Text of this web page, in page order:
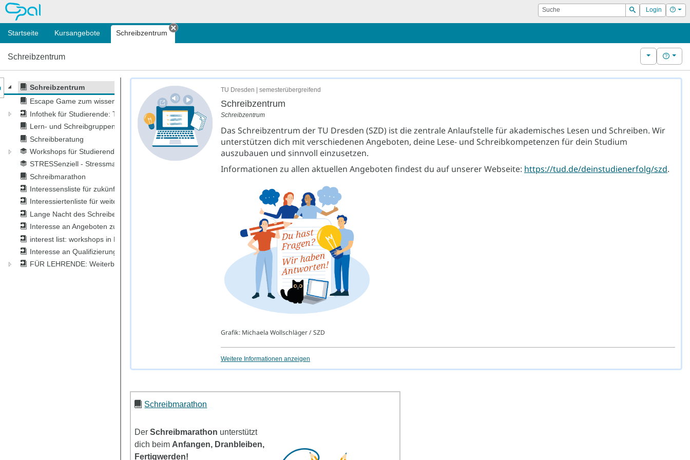
OPAL Suche
Suchen
Login Hilfe
Startseite Kursangebote Schreibzentrum
Tab schließen
Schreibzentrum WeitereHilfe
Schreibzentrum
Escape Game zum wissenschaftlichen Schreibprozess
Infothek für Studierende: Tipps und Materialien
Lern- und Schreibgruppen finden
Schreibberatung
Workshops für Studierende
STRESSenziell - Stressmanagement in Schreibwochen
Schreibmarathon
Interessensliste für zukünftige Schreibmarathons
Interessiertenliste für weitere Workshops
Lange Nacht des Schreibens
Interesse an Angeboten zu KI & Schreiben
interest list: workshops in English / for international students
Interesse an Qualifizierung studentische/r Schreibberater/in/ Mitarbeit am Schreibzentrum
FÜR LEHRENDE: Weiterbildungen
des Kursmenüs
TU Dresden | semesterübergreifend
Schreibzentrum
Schreibzentrum
Das Schreibzentrum der TU Dresden (SZD) ist die zentrale Anlaufstelle für akademisches Lesen und Schreiben. Wir
unterstützen dich mit verschiedenen Angeboten, deine Lese- und Schreibkompetenzen für dein Studium
auszubauen und sinnvoll einzusetzen.
Informationen zu allen aktuellen Angeboten findest du auf unserer Webseite: https://tud.de/deinstudienerfolg/szd.
Grafik: Michaela Wollschläger / SZD
Weitere Informationen anzeigen
Schreibmarathon
DerSchreibmarathon unterstützt
dich beim Anfangen, Dranbleiben,
Fertigwerden!